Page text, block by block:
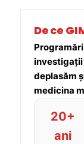
De ce
investigații
deplasăm
medicina
20+
ani